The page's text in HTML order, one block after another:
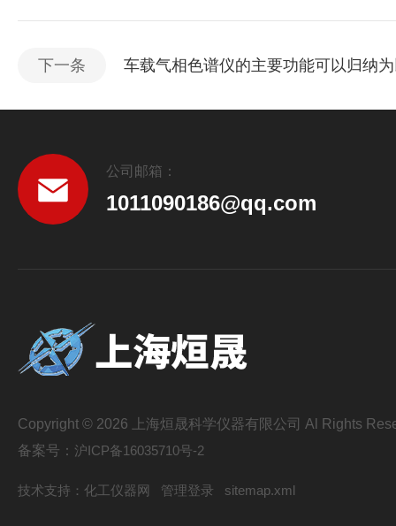
下一条 车载气相色谱仪的主要功能可以归纳
公司邮箱：
1011090186@qq.com
Copyright © 2026 上海烜晟科学仪器有限公司 Al Rights
备案号： 沪ICP备16035710号-2
技术支持： 化工仪器网 管理登录 sitemap.xml